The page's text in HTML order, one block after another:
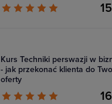
Kurs Techniki perswazji w
- jak przekonać klienta do
oferty